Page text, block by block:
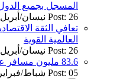
المسجل بجميع
Post: 26 نيسان/أبريل 2018
تعافي الثقة
العالمية القوية
Post: 26 نيسان/أبريل 2018
83.6 مليون مسافر عبر مطار دبي الدولي في 2016
Post: 05 شباط/فبراير 2017